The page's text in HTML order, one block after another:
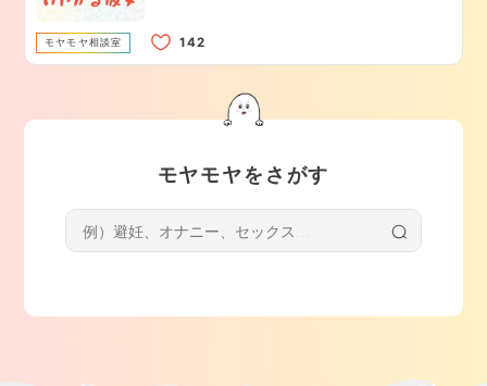
モヤモヤ相談室
モヤモヤをさがす